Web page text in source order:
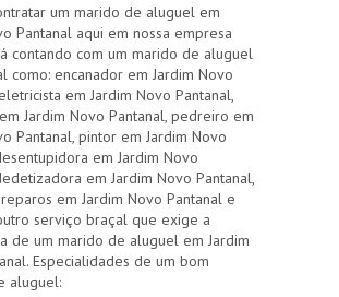
um marido de aluguel em
Pantanal aqui em nossa empresa
contando com um marido de aluguel
como: encanador em Jardim Novo
em Jardim Novo Pantanal,
Jardim Novo Pantanal, pedreiro em
Pantanal, pintor em Jardim Novo
em Jardim Novo
em Jardim Novo Pantanal,
em Jardim Novo Pantanal e
serviço braçal que exige a
de um marido de aluguel em Jardim
Especialidades de um bom
aluguel: